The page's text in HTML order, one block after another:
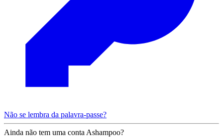
Não se lembra da palavra-passe?
Ainda não tem uma conta Ashampoo?